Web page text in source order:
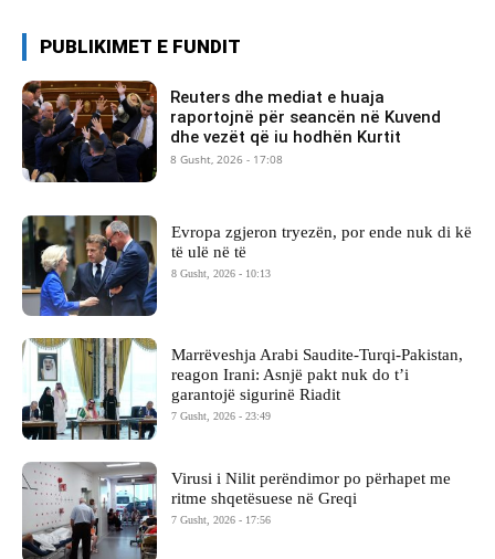
PUBLIKIMET E FUNDIT
Reuters dhe mediat e huaja
raportojnë për seancën në Kuvend
dhe vezët që iu hodhën Kurtit
8 Gusht, 2026 - 17:08
Evropa zgjeron tryezën, por ende nuk di kë
të ulë në të
8 Gusht, 2026 - 10:13
Marrëveshja Arabi Saudite-Turqi-Pakistan,
reagon Irani: Asnjë pakt nuk do t’i
garantojë sigurinë Riadit
7 Gusht, 2026 - 23:49
Virusi i Nilit perëndimor po përhapet me
ritme shqetësuese në Greqi
7 Gusht, 2026 - 17:56